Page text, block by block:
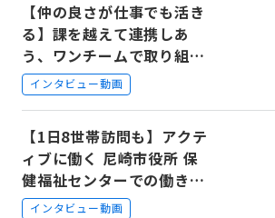
【仲の良さが仕事でも活き
る】課を越えて連携しあ
う、ワンチームで取り組む
尼崎市役所の福祉
インタビュー動画
【1日8世帯訪問も】アクテ
ィブに働く 尼崎市役所 保
健福祉センターでの働き方
ややりがい
インタビュー動画